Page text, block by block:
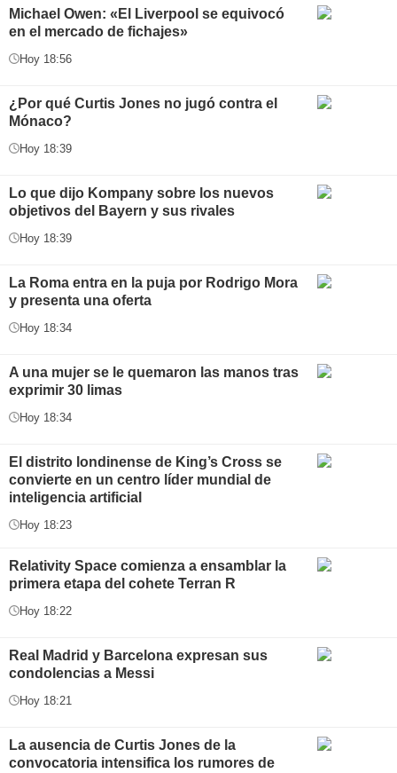
Michael Owen: «El Liverpool se equivocó
en el mercado de fichajes»
Hoy 18:56
¿Por qué Curtis Jones no jugó contra el
Mónaco?
Hoy 18:39
Lo que dijo Kompany sobre los nuevos
objetivos del Bayern y sus rivales
Hoy 18:39
La Roma entra en la puja por Rodrigo Mora
y presenta una oferta
Hoy 18:34
A una mujer se le quemaron las manos tras
exprimir 30 limas
Hoy 18:34
El distrito londinense de King’s Cross se
convierte en un centro líder mundial de
inteligencia artificial
Hoy 18:23
Relativity Space comienza a ensamblar la
primera etapa del cohete Terran R
Hoy 18:22
Real Madrid y Barcelona expresan sus
condolencias a Messi
Hoy 18:21
La ausencia de Curtis Jones de la
convocatoria intensifica los rumores de